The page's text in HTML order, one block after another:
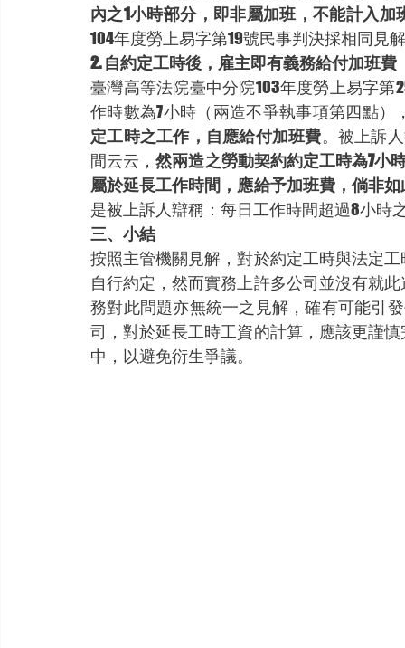
內之1小時部分，即非屬加班，不能計入加
104年度勞上易字第19號民事判決採相同見
2. 自約定工時後，雇主即有義務給付加班費
臺灣高等法院臺中分院103年度勞上易字
作時數為7小時（兩造不爭執事項第四點）
定工時之工作，自應給付加班費。被上訴
間云云，然兩造之勞動契約約定工時為7小
屬於延長工作時間，應給予加班費，倘非
是被上訴人辯稱：每日工作時間超過8小時
三、小結
按照主管機關見解，對於約定工時與法定
自行約定，然而實務上許多公司並沒有就
務對此問題亦無統一之見解，確有可能引
司，對於延長工時工資的計算，應該更謹
中，以避免衍生爭議。